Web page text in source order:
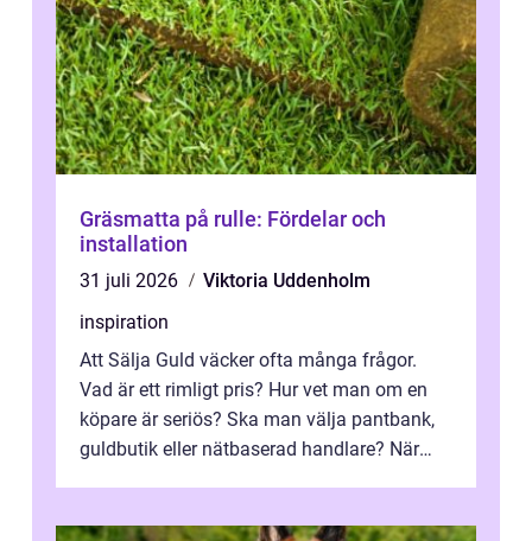
Gräsmatta på rulle: Fördelar och
installation
31 juli 2026
Viktoria Uddenholm
inspiration
Att Sälja Guld väcker ofta många frågor.
Vad är ett rimligt pris? Hur vet man om en
köpare är seriös? Ska man välja pantbank,
guldbutik eller nätbaserad handlare? När